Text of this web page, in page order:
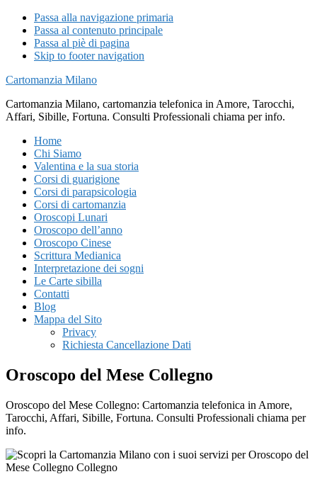
Passa alla navigazione primaria
Passa al contenuto principale
Passa al piè di pagina
Skip to footer navigation
Cartomanzia Milano
Cartomanzia Milano, cartomanzia telefonica in Amore, Tarocchi,
Affari, Sibille, Fortuna. Consulti Professionali chiama per info.
Home
Chi Siamo
Valentina e la sua storia
Corsi di guarigione
Corsi di parapsicologia
Corsi di cartomanzia
Oroscopi Lunari
Oroscopo dell’anno
Oroscopo Cinese
Scrittura Medianica
Interpretazione dei sogni
Le Carte sibilla
Contatti
Blog
Mappa del Sito
Privacy
Richiesta Cancellazione Dati
Oroscopo del Mese Collegno
Oroscopo del Mese Collegno: Cartomanzia telefonica in Amore,
Tarocchi, Affari, Sibille, Fortuna. Consulti Professionali chiama per
info.